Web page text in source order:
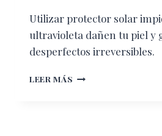
Utilizar protector solar
ultravioleta dañen tu piel y
desperfectos irreversibles.
LEER MÁS PROTEGE